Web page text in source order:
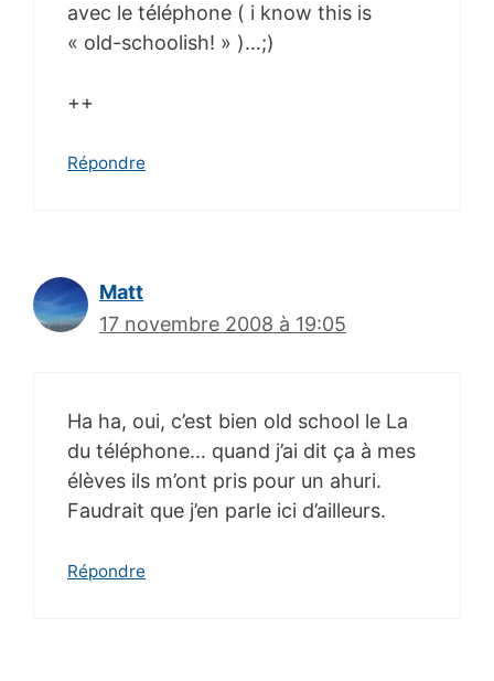
avec le téléphone ( i know this is
« old-schoolish! » )…;)
++
Répondre
Matt
17 novembre 2008 à 19:05
Ha ha, oui, c’est bien old school le La
du téléphone… quand j’ai dit ça à mes
élèves ils m’ont pris pour un ahuri.
Faudrait que j’en parle ici d’ailleurs.
Répondre